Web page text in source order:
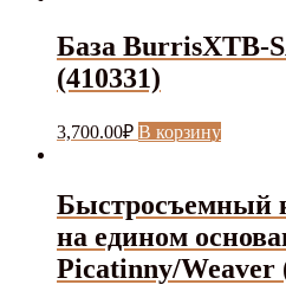
База BurrisXTB-
(410331)
3,700.00₽ В корзину
Быстросъемный
на едином
Picatinny/Weaver